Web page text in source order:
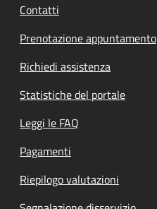
Contatti
Prenotazione appuntamento
Richiedi assistenza
Statistiche del portale
Leggi le FAQ
Pagamenti
Riepilogo valutazioni